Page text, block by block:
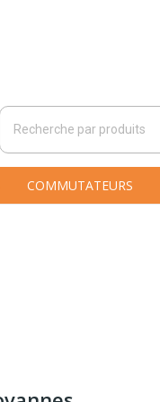
COMMUTATEURS